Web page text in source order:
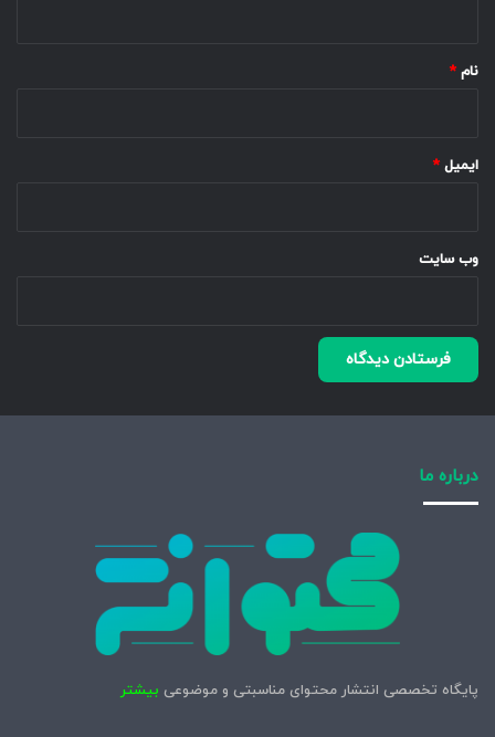
نام *
ایمیل *
وب‌ سایت
درباره ما
پایگاه تخصصی انتشار محتوای مناسبتی و موضوعی بیشتر